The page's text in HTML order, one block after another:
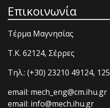
Επικοινωνία
Τέρμα Μαγνησίας
T.K. 62124, Σέρρες
Τηλ.: (+30) 23210 49124, 125
email: mech_eng@cm.ihu.gr
email: info@mech.ihu.gr